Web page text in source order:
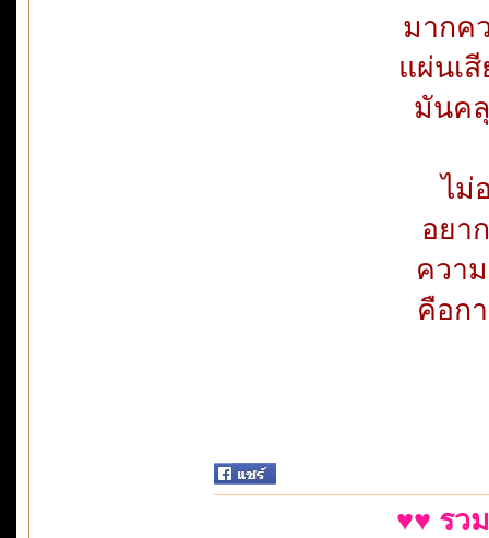
มากค
แผ่นเ
มันค
ไม่
อยา
ควา
คือก
♥♥ รว